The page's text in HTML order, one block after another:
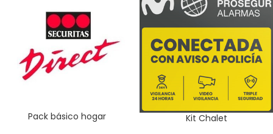
Pack básico hogar Kit Chalet